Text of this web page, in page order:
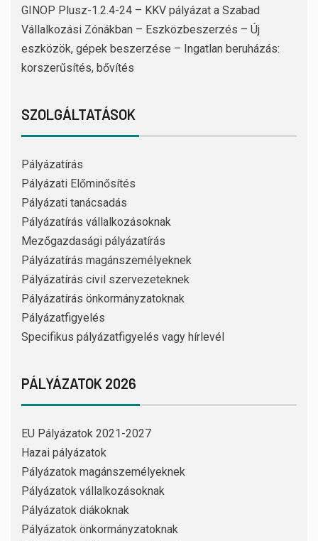
GINOP Plusz-1.2.4-24 – KKV pályázat a Szabad
Vállalkozási Zónákban – Eszközbeszerzés – Új
eszközök, gépek beszerzése – Ingatlan beruházás:
korszerűsítés, bővítés
SZOLGÁLTATÁSOK
Pályázatírás
Pályázati Előminősítés
Pályázati tanácsadás
Pályázatírás vállalkozásoknak
Mezőgazdasági pályázatírás
Pályázatírás magánszemélyeknek
Pályázatírás civil szervezeteknek
Pályázatírás önkormányzatoknak
Pályázatfigyelés
Specifikus pályázatfigyelés vagy hírlevél
PÁLYÁZATOK 2026
EU Pályázatok 2021-2027
Hazai pályázatok
Pályázatok magánszemélyeknek
Pályázatok vállalkozásoknak
Pályázatok diákoknak
Pályázatok önkormányzatoknak